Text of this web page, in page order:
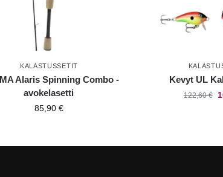
KALASTUSSETIT
Alaris Spinning Combo -
avokelasetti
85,90 €
Kevyt UL
122,60€